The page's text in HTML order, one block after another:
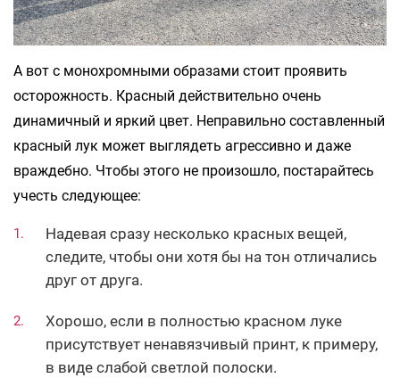
А вот с монохромными образами стоит проявить
осторожность. Красный действительно очень
динамичный и яркий цвет. Неправильно составленный
красный лук может выглядеть агрессивно и даже
враждебно. Чтобы этого не произошло, постарайтесь
учесть следующее:
Надевая сразу несколько красных вещей,
следите, чтобы они хотя бы на тон отличались
друг от друга.
Хорошо, если в полностью красном луке
присутствует ненавязчивый принт, к примеру,
в виде слабой светлой полоски.